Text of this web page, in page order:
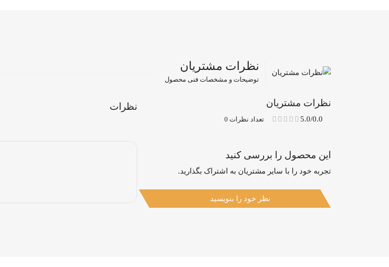
نظرات مشتریان
توضیحات و مشخصات فنی محصول
نظرات مشتریان
5.0/0.0 تعداد نظرات 0
این محصول را بررسی کنید
تجربه خود را با سایر مشتریان به اشتراک بگذارید.
نظر خود را بنویسید
نظرات